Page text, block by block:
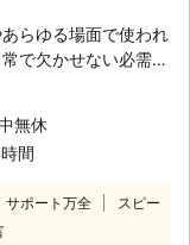
らゆる場面で使われ
で欠かせない必需品
ソコンの寿命は無限
パソコンには様々
する可能性がありま
・ブルースクリー
ードディスクのデ
無休
間
サポート万全
スピー